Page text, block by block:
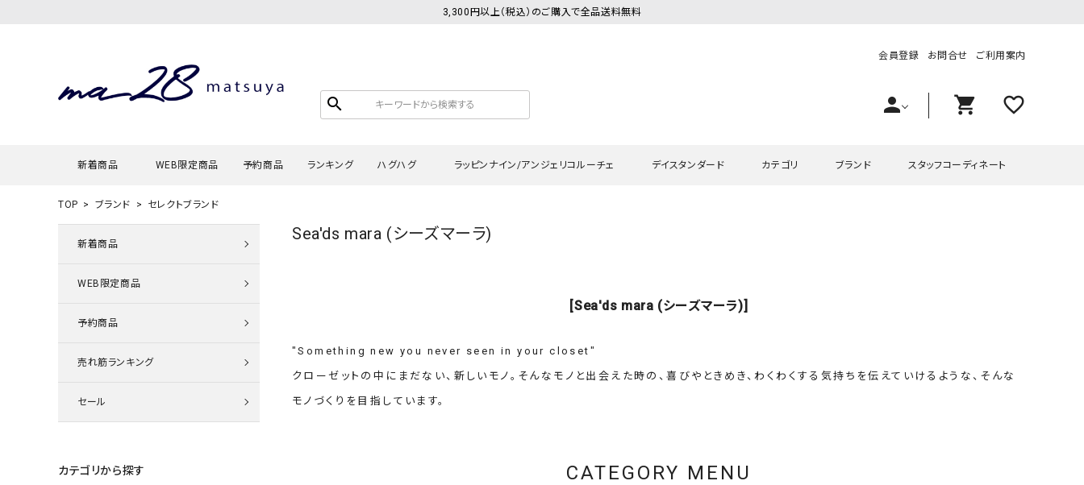
3,300円以上（税込）のご購入で全品送料無料
search
会員登録 お問合せ ご利用案内
person shopping_cart favorite_outline
新着商品 WEB限定商品 予約商品 ランキング ハグハグ
Tシャツ・カットソー
ニット
その他スカート
ラッピンナイン/アンジェリコルーチェ
Tシャツ・カットソー
タンクトップ・キャミソール
その他スカート
デイスタンダード カテゴリ
ジャケット・アウター
トップス
ブランド
Our.（アワードット） Hymn LIPA（ヒムリパ）
スタッフコーディネート
TOP ブランド セレクトブランド
新着商品
WEB限定商品
予約商品
売れ筋ランキング
セール
カテゴリから探す
Sea'ds mara (シーズマーラ)
[Sea'ds mara (シーズマーラ)]
"Something new you never seen in your closet"
クローゼットの中にまだない、新しいモノ。そんなモノと出会えた時の、喜びやときめき、わくわくする気持ちを伝えていけるような、そんな
モノづくりを目指しています。
CATEGORY MENU